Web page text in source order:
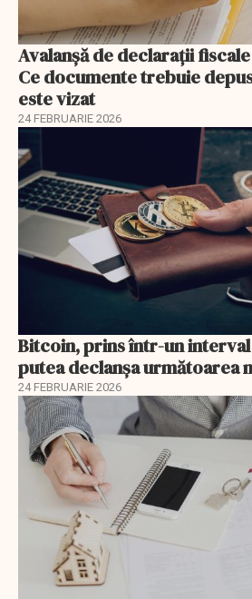
Avalanșă de declarații
Ce documente trebuie
este vizat
24 FEBRUARIE 2026
Bitcoin, prins într-un interval
putea declanșa următoarea
24 FEBRUARIE 2026